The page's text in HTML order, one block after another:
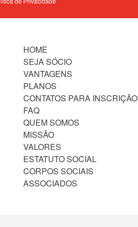
HOME
SEJA SÓCIO
VANTAGENS
PLANOS
CONTATOS PARA INSCRIÇÃO
FAQ
QUEM SOMOS
MISSÃO
VALORES
ESTATUTO SOCIAL
CORPOS SOCIAIS
ASSOCIADOS